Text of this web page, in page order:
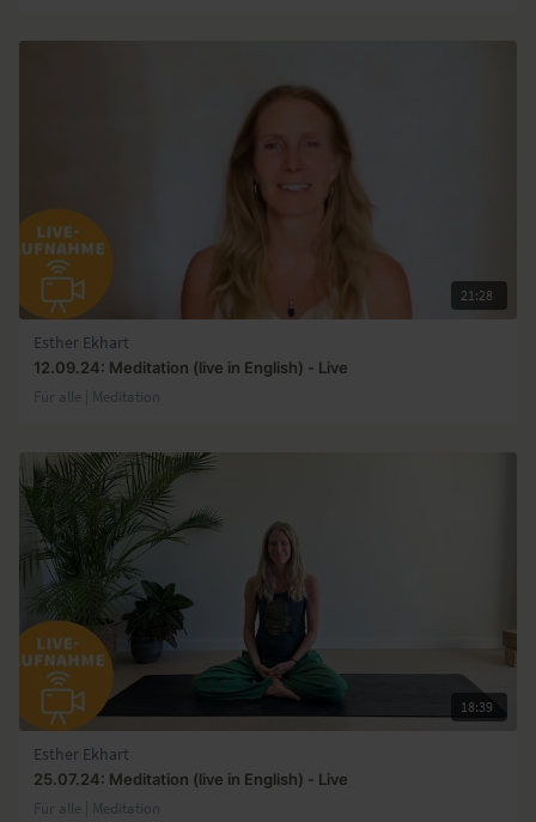
21:28
Esther Ekhart
12.09.24: Meditation (live in English) - Live
Für alle | Meditation
18:39
Esther Ekhart
25.07.24: Meditation (live in English) - Live
Für alle | Meditation